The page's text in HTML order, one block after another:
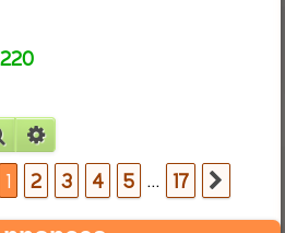
c
Rechercher
1sur 17
1 2 3 4 5 … 17